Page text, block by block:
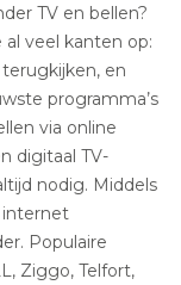
TV en bellen?
veel kanten op:
terugkijken, en
programma’s
via online
digitaal TV-
nodig. Middels
internet
Populaire
Ziggo, Telfort,